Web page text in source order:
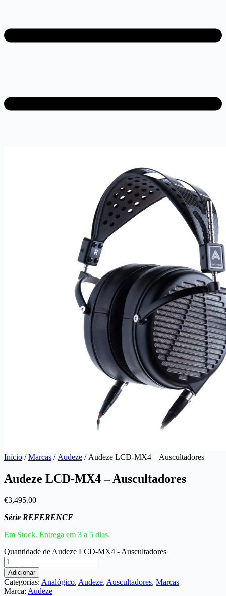
Início /Marcas / Audeze / Audeze LCD-MX4 – Auscultadores
Audeze LCD-MX4 – Auscultadores
€3,495.00
Série REFERENCE
Em Stock. Entrega em 3 a 5 dias.
Quantidade de Audeze LCD-MX4 - Auscultadores
Adicionar
Categorias: Analógico, Audeze, Auscultadores, Marcas
Marca: Audeze